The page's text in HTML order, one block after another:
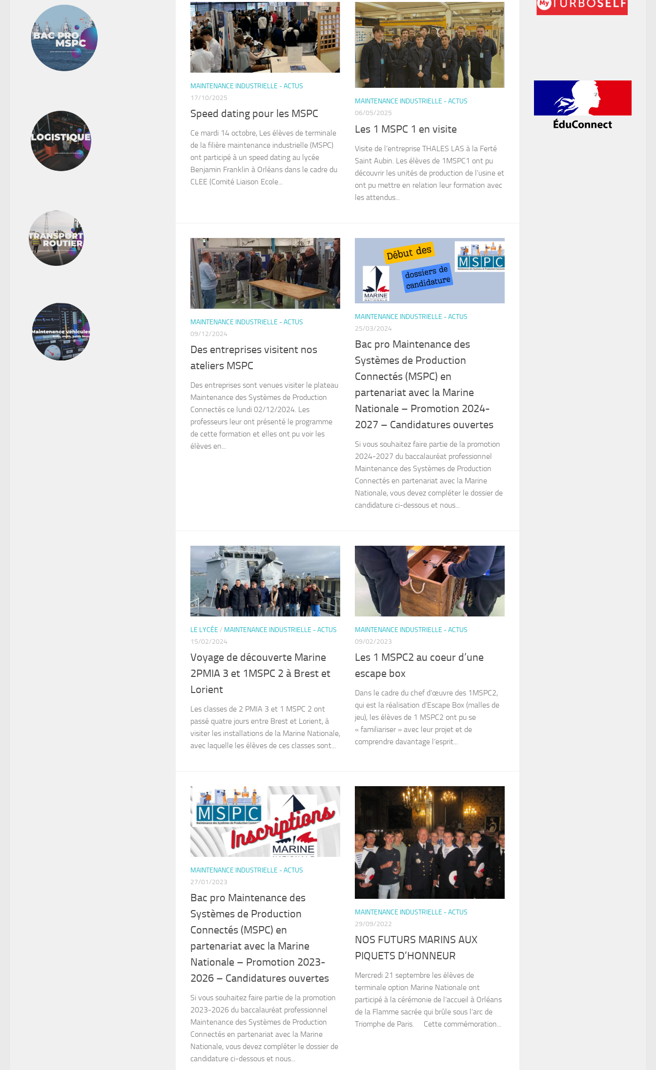
MAINTENANCE INDUSTRIELLE - ACTUS
17/10/2025
Speed dating pour les MSPC
Ce mardi 14 octobre, Les élèves de terminale
de la filière maintenance industrielle (MSPC)
ont participé à un speed dating au lycée
Benjamin Franklin à Orléans dans le cadre du
CLEE (Comité Liaison Ecole...
MAINTENANCE INDUSTRIELLE - ACTUS
06/05/2025
Les 1 MSPC 1 en visite
Visite de l’entreprise THALES LAS à la Ferté
Saint Aubin. Les élèves de 1MSPC1 ont pu
découvrir les unités de production de l’usine et
ont pu mettre en relation leur formation avec
les attendus...
MAINTENANCE INDUSTRIELLE - ACTUS
09/12/2024
Des entreprises visitent nos
ateliers MSPC
Des entreprises sont venues visiter le plateau
Maintenance des Systèmes de Production
Connectés ce lundi 02/12/2024. Les
professeurs leur ont présenté le programme
de cette formation et elles ont pu voir les
élèves en...
MAINTENANCE INDUSTRIELLE - ACTUS
25/03/2024
Bac pro Maintenance des
Systèmes de Production
Connectés (MSPC) en
partenariat avec la Marine
Nationale – Promotion 2024-
2027 – Candidatures ouvertes
Si vous souhaitez faire partie de la promotion
2024-2027 du baccalauréat professionnel
Maintenance des Systèmes de Production
Connectés en partenariat avec la Marine
Nationale, vous devez compléter le dossier de
candidature ci-dessous et nous...
LE LYCÉE / MAINTENANCE INDUSTRIELLE - ACTUS
15/02/2024
Voyage de découverte Marine
2PMIA 3 et 1MSPC 2 à Brest et
Lorient
Les classes de 2 PMIA 3 et 1 MSPC 2 ont
passé quatre jours entre Brest et Lorient, à
visiter les installations de la Marine Nationale,
avec laquelle les élèves de ces classes sont...
MAINTENANCE INDUSTRIELLE - ACTUS
09/02/2023
Les 1 MSPC2 au coeur d’une
escape box
Dans le cadre du chef d’œuvre des 1MSPC2,
qui est la réalisation d’Escape Box (malles de
jeu), les élèves de 1 MSPC2 ont pu se
« familiariser » avec leur projet et de
comprendre davantage l’esprit...
MAINTENANCE INDUSTRIELLE - ACTUS
27/01/2023
Bac pro Maintenance des
Systèmes de Production
Connectés (MSPC) en
partenariat avec la Marine
Nationale – Promotion 2023-
2026 – Candidatures ouvertes
Si vous souhaitez faire partie de la promotion
2023-2026 du baccalauréat professionnel
Maintenance des Systèmes de Production
Connectés en partenariat avec la Marine
Nationale, vous devez compléter le dossier de
candidature ci-dessous et nous...
MAINTENANCE INDUSTRIELLE - ACTUS
29/09/2022
NOS FUTURS MARINS AUX
PIQUETS D’HONNEUR
Mercredi 21 septembre les élèves de
terminale option Marine Nationale ont
participé à la cérémonie de l’accueil à Orléans
de la Flamme sacrée qui brûle sous l’arc de
Triomphe de Paris. Cette commémoration...